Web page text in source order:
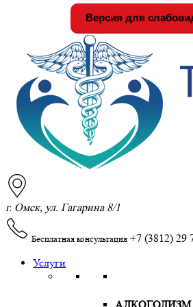
Версия для
г. Омск, ул. Гагарина 8/1
Бесплатная консультация +7 (3812) 29
Услуги